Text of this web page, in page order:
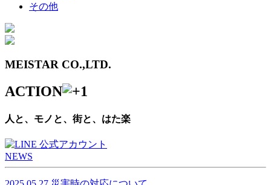
その他
MEISTAR CO.,LTD.
ACTION
人と、モノと、街と、はた楽
NEWS